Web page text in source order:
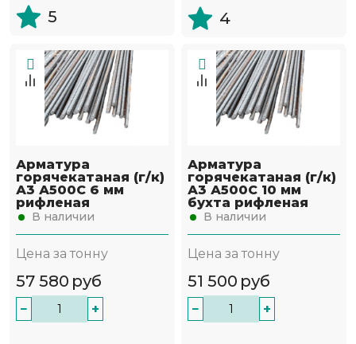
5 4
Арматура
горячекатаная (г/к)
А3 А500С 6 мм
рифленая
В наличии
Цена за тонну
57 580 руб
− +
Арматура
горячекатаная (г/к)
А3 А500С 10 мм
бухта рифленая
В наличии
Цена за тонну
51 500 руб
− +